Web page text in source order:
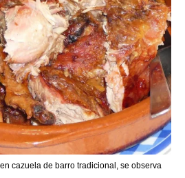
cazuela de barro tradicional, se observa